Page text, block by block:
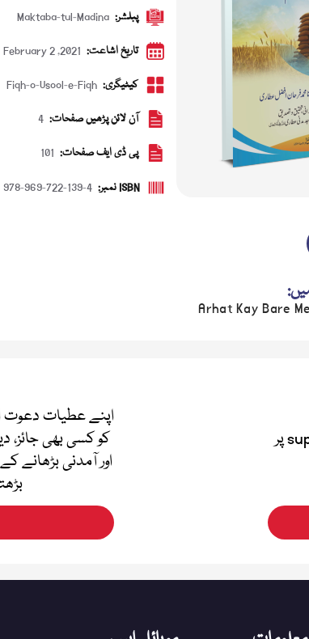
آن لائن پڑھیں ڈاؤن پبلشر: Maktaba-tul-Madina
تاریخ اشاعت: February 2 ,2021
کیٹیگری: Fiqh-o-Usool-e-Fiqh
آن لائن پڑھیں صفحات: 4
پی ڈی ایف صفحات: 101
ISBN نمبر: 978-969-722-139-4
Arhat Kay Bare
اپنی قیمتی آراء دینے کے لئے support@dawateislami.net پر
اپنے عطیات دعوت
کو کسی بھی جائز،
اور آمدنی بڑھانے